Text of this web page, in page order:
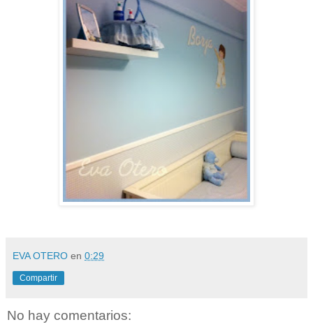
EVA OTERO en 0:29
Compartir
No hay comentarios: